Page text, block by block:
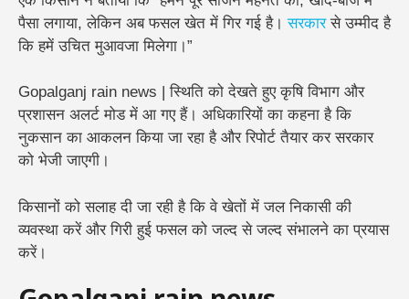
पैसा लगाया, लेकिन अब फसल खेत में गिर गई है।सरकारसे उम्मीद है
कि हमें उचित मुआवजा मिलेगा।”
Gopalganj rain news | स्थिति को देखते हुए कृषि विभाग और
प्रशासन अलर्ट मोड में आ गए हैं। अधिकारियों का कहना है कि
नुकसान का आकलन किया जा रहा है और रिपोर्ट तैयार कर सरकार
को भेजी जाएगी।
किसानों को सलाह दी जा रही है कि वे खेतों में जल निकासी की
व्यवस्था करें और गिरी हुई फसल को जल्द से जल्द संभालने का प्रयास
करें।